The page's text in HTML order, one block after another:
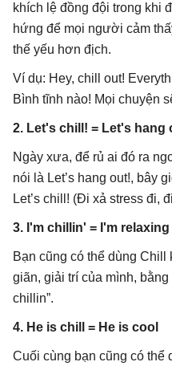
khích lệ đồng đội trong khi
hứng để mọi người cảm
thế yếu hơn địch.
Ví dụ: Hey, chill out!
Bình tĩnh nào! Mọi chuyện
2. Let's chill! = Let's hang
Ngày xưa, để rủ ai đó ra
nói là Let’s hang out!, bây
Let’s chill! (Đi xả stress đi,
3. I'm chillin' = I'm relaxing
Bạn cũng có thể dùng
giãn, giải trí của mình, bằng
chillin”.
4. He is chill = He is cool
Cuối cùng bạn cũng có thể